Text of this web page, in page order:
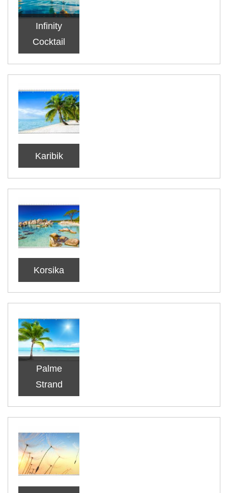
Infinity
Cocktail
Karibik
Korsika
Palme
Strand